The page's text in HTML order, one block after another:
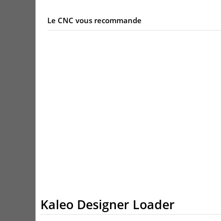
Le CNC vous recommande
Kaleo Designer Loader